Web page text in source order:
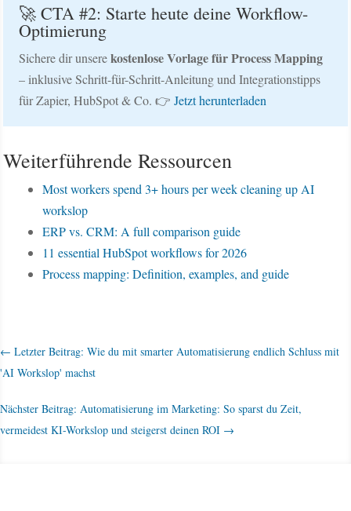
🚀 CTA #2: Starte heute deine Workflow-
Optimierung
Sichere dir unserekostenlose Vorlage für Process Mapping
– inklusive Schritt-für-Schritt-Anleitung und Integrationstipps
für Zapier, HubSpot & Co. 👉Jetzt herunterladen
Weiterführende Ressourcen
Most workers spend 3+ hours per week cleaning up AI
workslop
ERP vs. CRM: A full comparison guide
11 essential HubSpot workflows for 2026
Process mapping: Definition, examples, and guide
← Letzter Beitrag: Wie du mit smarter Automatisierung endlich Schluss mit
'AI Workslop' machst
Nächster Beitrag: Automatisierung im Marketing: So sparst du Zeit,
vermeidest KI-Workslop und steigerst deinen ROI →